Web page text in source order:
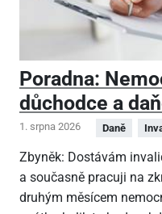
Poradna:
důchodce a
1. srpna 2026 Daně
Zbyněk: Dostávám
a současně pracuji na
druhým měsícem